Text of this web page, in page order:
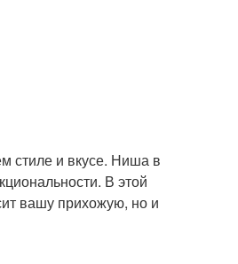
стиле и вкусе. Ниша в
В этой
вашу прихожую, но и